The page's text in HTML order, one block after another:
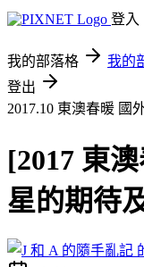
登入
我的部落格 我的
登出
2017.10 東澳春暖 國
[2017 東
星的期待